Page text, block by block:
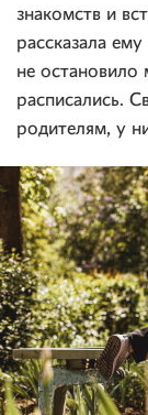
знакомств и
рассказала
не остановило
расписались.
родителям, у